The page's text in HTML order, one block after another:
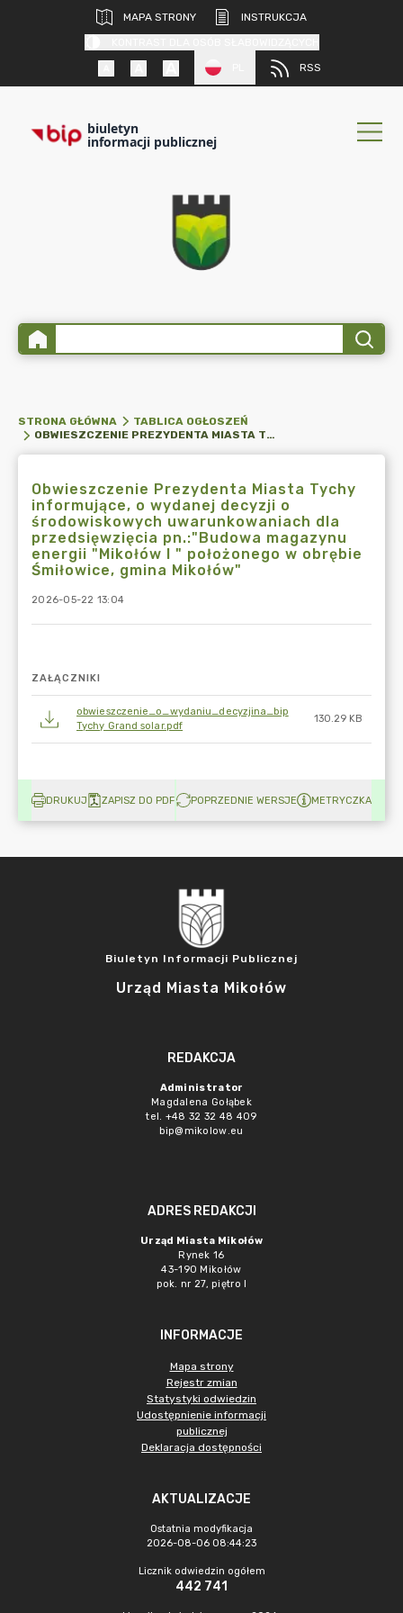
MAPA STRONY
INSTRUKCJA
RSS
biuletyn
informacji publicznej
STRONA GŁÓWNA
TABLICA OGŁOSZEŃ
OBWIESZCZENIE PREZYDENTA MIASTA TYCHY INFORMUJĄCE, O WYDANEJ DECYZJI O ŚRODOWISKOWYCH UWARUNKOWANIACH DLA PRZEDSIĘWZIĘCIA PN.:"BUDOWA MAGAZYNU ENERGII "MIKOŁÓW I " POŁOŻONEGO W OBRĘBIE ŚMIŁOWICE, GMINA MIKOŁÓW"
Obwieszczenie Prezydenta Miasta Tychy
informujące, o wydanej decyzji o
środowiskowych uwarunkowaniach dla
przedsięwzięcia pn.:"Budowa magazynu
energii "Mikołów I " położonego w obrębie
Śmiłowice, gmina Mikołów"
2026-05-22 13:04
ZAŁĄCZNIKI
obwieszczenie_o_wydaniu_decyzjina_bip
Tychy Grand solar.pdf
130.29 KB
DRUKUJ ZAPISZ DO PDF POPRZEDNIE WERSJE METRYCZKA
Biuletyn Informacji Publicznej
Urząd Miasta Mikołów
REDAKCJA
Administrator
Magdalena Gołąbek
tel. +48 32 32 48 409
bip@mikolow.eu
ADRES REDAKCJI
Urząd Miasta Mikołów
Rynek 16
43-190 Mikołów
pok. nr 27, piętro I
INFORMACJE
Mapa strony
Rejestr zmian
Statystyki odwiedzin
Udostępnienie informacji
publicznej
Deklaracja dostępności
AKTUALIZACJE
Ostatnia modyfikacja
2026-08-06 08:44:23
Licznik odwiedzin ogółem
442 741